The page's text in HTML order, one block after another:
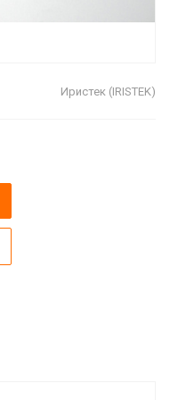
Иристек (IRISTEK)